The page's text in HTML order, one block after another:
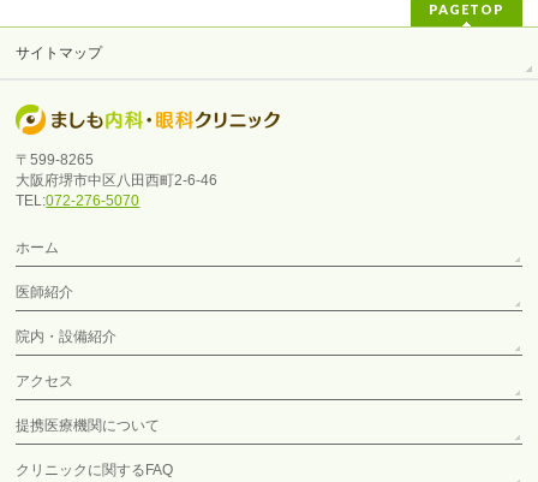
PAGETOP
サイトマップ
〒599-8265
大阪府堺市中区八田西町2-6-46
TEL:072-276-5070
ホーム
医師紹介
院内・設備紹介
アクセス
提携医療機関について
クリニックに関するFAQ